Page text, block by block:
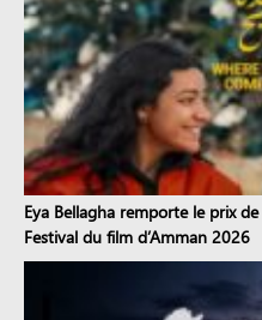
Eya Bellagha remporte le prix
Festival du film d’Amman 2026